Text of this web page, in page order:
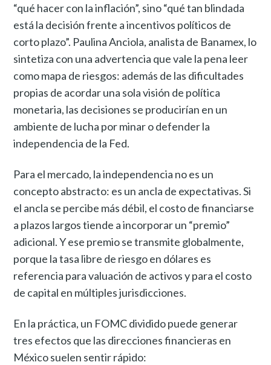
“qué hacer con la inflación”, sino “qué tan blindada
está la decisión frente a incentivos políticos de
corto plazo”. Paulina Anciola, analista de Banamex, lo
sintetiza con una advertencia que vale la pena leer
como mapa de riesgos: además de las dificultades
propias de acordar una sola visión de política
monetaria, las decisiones se producirían en un
ambiente de lucha por minar o defender la
independencia de la Fed.
Para el mercado, la independencia no es un
concepto abstracto: es un ancla de expectativas. Si
el ancla se percibe más débil, el costo de financiarse
a plazos largos tiende a incorporar un “premio”
adicional. Y ese premio se transmite globalmente,
porque la tasa libre de riesgo en dólares es
referencia para valuación de activos y para el costo
de capital en múltiples jurisdicciones.
En la práctica, un FOMC dividido puede generar
tres efectos que las direcciones financieras en
México suelen sentir rápido: